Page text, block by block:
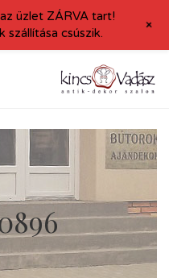
üzlet ZÁRVA tart!
szállítása csúszik.
+